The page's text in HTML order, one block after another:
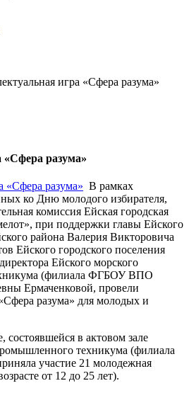
игра «Сфера разума»
«Сфера разума»
В рамках
ко Дню молодого избирателя,
комиссия Ейская городская
при поддержки главы Ейского
района Валерия Викторовича
Ейского городского поселения
Ейского морского
(филиала ФГБОУ ВПО
Ермаченковой, провели
разума» для молодых и
состоявшейся в актовом зале
техникума (филиала
участие 21 молодежная
от 12 до 25 лет).